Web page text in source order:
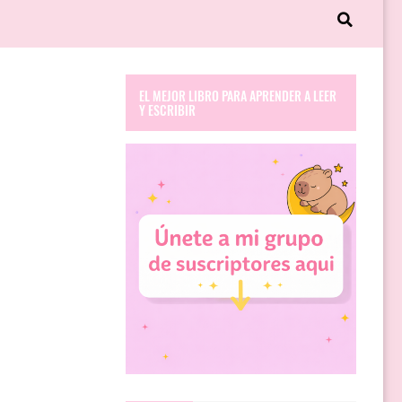
EL MEJOR LIBRO PARA APRENDER A LEER
Y ESCRIBIR